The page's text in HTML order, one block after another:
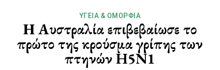
ΥΓΕΊΑ & ΟΜΟΡΦΙΆ
Η Αυστραλία επιβεβαίωσε το
πρώτο της κρούσμα γρίπης των
πτηνών H5N1